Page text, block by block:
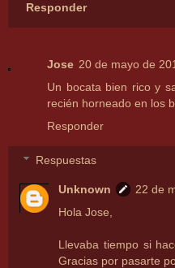
Responder
Jose 20 de mayo de
Un bocata bien rico y
recién horneado en los
Responder
Respuestas
Unknown
22 de
Hola Jose,
Llevaba tiempo si
Gracias por pasarte